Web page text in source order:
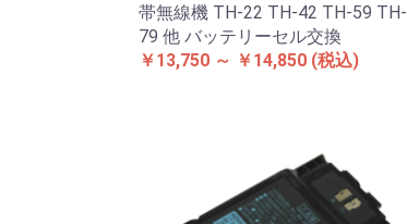
帯無線機 TH-22 TH-42 TH-59 TH-
79 他 バッテリーセル交換
￥13,750 ～ ￥14,850 (税込)